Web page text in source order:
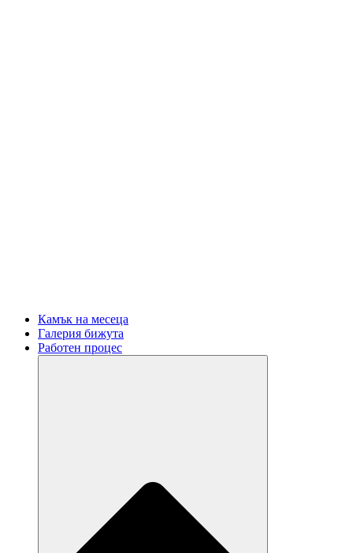
Камък на месеца
Галерия бижута
Работен процес